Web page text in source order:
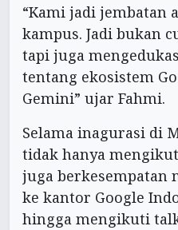
“Kami jadi jembatan
kampus. Jadi bukan
tapi juga
tentang ekosistem
Gemini” ujar Fahmi.
Selama inagurasi di
tidak hanya
juga berkesempatan
ke kantor Google
hingga mengikuti